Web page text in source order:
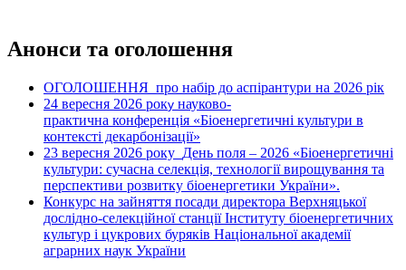
Анонси та оголошення
ОГОЛОШЕННЯ про набір до аспірантури на 2026 рік
24 вересня 2026 року науково-
практична конференція «Біоенергетичні культури в
контексті декарбонізації»
23 вересня 2026 року День поля – 2026 «Біоенергетичні
культури: сучасна селекція, технології вирощування та
перспективи розвитку біоенергетики України».
Конкурс на зайняття посади директора Верхняцької
дослідно-селекційної станції Інституту біоенергетичних
культур і цукрових буряків Національної академії
аграрних наук України